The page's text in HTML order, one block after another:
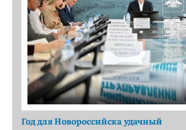
Год для Новороссийска удачный